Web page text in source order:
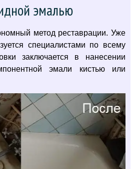
эмалью
метод реставрации. Уже
специалистами по всему
заключается в нанесении
эмали кистью или